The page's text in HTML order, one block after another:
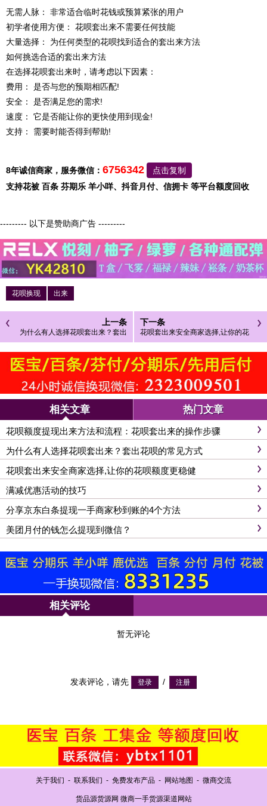
无需人脉： 非常适合临时花钱或预算紧张的用户
初学者使用方便： 花呗套出来不需要任何技能
大量选择： 为任何类型的花呗找到适合的套出来方法
如何挑选合适的套出来方法
在选择花呗套出来时，请考虑以下因素：
费用： 是否与您的预期相匹配!
安全： 是否满足您的需求!
速度： 它是否能让你的更快使用到现金!
支持： 需要时能否得到帮助!
8年诚信商家，服务微信： 6756342
点击复制
支持花被 百条 芬期乐 羊小咩、抖音月付、信拥卡 等平台额度回收
--------- 以下是赞助商广告 ---------
花呗换现 出来
上一条
为什么有人选择花呗套出来？套出
花呗的常见方式
下一条
花呗套出来安全商家选择,让你的花
呗额度更稳健
相关文章 热门文章
花呗额度提现出来方法和流程：花呗套出来的操作步骤
为什么有人选择花呗套出来？套出花呗的常见方式
花呗套出来安全商家选择,让你的花呗额度更稳健
满减优惠活动的技巧
分享京东白条提现一手商家秒到账的4个方法
美团月付的钱怎么提现到微信？
相关评论
暂无评论
发表评论，请先 /
关于我们 - 联系我们 - 免费发布产品 - 网站地图 - 微商交流
货品源货源网 微商一手货源渠道网站